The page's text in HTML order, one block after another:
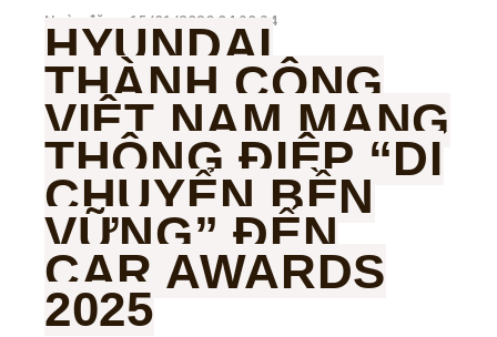
Ngày đăng: 15/01/2026 04:30:34
HYUNDAI
THÀNH CÔNG
VIỆT NAM MANG
THÔNG ĐIỆP “DI
CHUYỂN BỀN
VỮNG” ĐẾN
CAR AWARDS
2025